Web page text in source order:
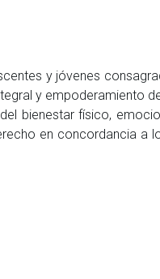
y jóvenes
y empoderamiento
bienestar físico,
en concordancia a